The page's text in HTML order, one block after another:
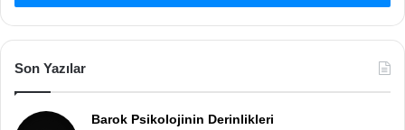
Son Yazılar
Barok Psikolojinin Derinlikleri